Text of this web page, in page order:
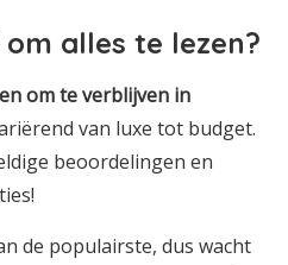
alles te lezen?
om te verblijven in
van luxe tot budget.
beoordelingen en
de populairste, dus wacht